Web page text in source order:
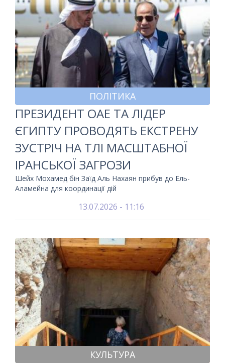
ПОЛІТИКА
ПРЕЗИДЕНТ ОАЕ ТА ЛІДЕР
ЄГИПТУ ПРОВОДЯТЬ ЕКСТРЕНУ
ЗУСТРІЧ НА ТЛІ МАСШТАБНОЇ
ІРАНСЬКОЇ ЗАГРОЗИ
Шейх Мохамед бін Заїд Аль Нахаян прибув до Ель-
Аламейна для координації дій
13.07.2026 - 11:16
КУЛЬТУРА